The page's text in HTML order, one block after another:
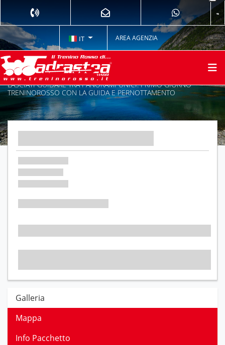
IT AREA AGENZIA
LASCIATI GUIDARE TRA PANORAMI UNICI: PRIMO GIORNO
TRENINOROSSO CON LA GUIDA E PERNOTTAMENTO
Galleria
Mappa
Info Pacchetto